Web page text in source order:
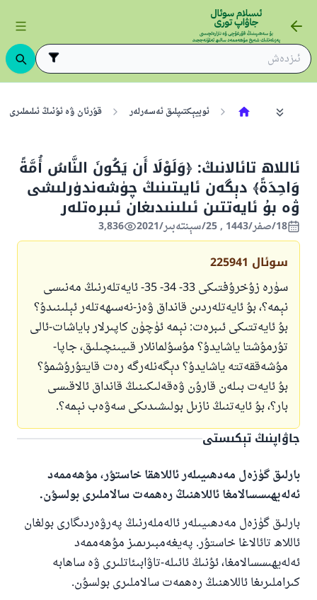
ئوبيېكتىپلىق ئەسەرلەر قۇرئان ۋە ئۇنىڭ ئىلىملىرى
ئاللاھ تائالانىڭ: ﴿وَلَوْلَا أَن يَكُونَ النَّاسُ أُمَّةً
وَاحِدَةً﴾ دېگەن ئايىتىنىڭ چۈشەندۈرلىشى
ۋە بۇ ئايەتتىن ئىلىنىدىغان ئىبرەتلەر
18/صفر/1443 , 25/سېنتەبىر/2021 3,836
سوئال 225941
سۈرە زۇخرۇفتىكى 33- 34- 35- ئايەتلەرنىڭ مەنىسى
نېمە؟، بۇ ئايەتلەردىن قانداق ۋەز-نەسىھەتلەر ئېلىنىدۇ؟
بۇ ئايەتتىكى ئىبرەت: نېمە ئۈچۈن كاپىرلار باياشات-ئالى
تۇرمۇشتا ياشايدۇ؟ مۇسۇلمانلار قىيىنچىلىق، جاپا-
مۇشەققەتتە ياشايدۇ؟ دېگەنلەرگە رەت قايتۇرۇشمۇ؟
بۇ ئايەت بىلەن قارۇن ۋەقەلىكىنىڭ قانداق ئالاقىسى
بار؟، بۇ ئايەتنىڭ نازىل بولىشىدىكى سەۋەب نېمە؟.
جاۋاپنىڭ تېكىستى
بارلىق گۈزەل مەدھىيىلەر ئاللاھقا خاستۇر، مۇھەممەد
ئەلەيھىسسالامغا ئاللاھنىڭ رەھمەت سالاملىرى بولسۇن.
بارلىق گۈزەل مەدھىيىلەر ئالەملەرنىڭ پەرۋەردىگارى بولغان
ئاللاھ تائالاغا خاستۇر. پەيغەمبىرىمىز مۇھەممەد
ئەلەيھىسسالامغا، ئۇنىڭ ئائىلە-تاۋابىئاتلىرى ۋە ساھابە
كىراملىرىغا ئاللاھنىڭ رەھمەت سالاملىرى بولسۇن.